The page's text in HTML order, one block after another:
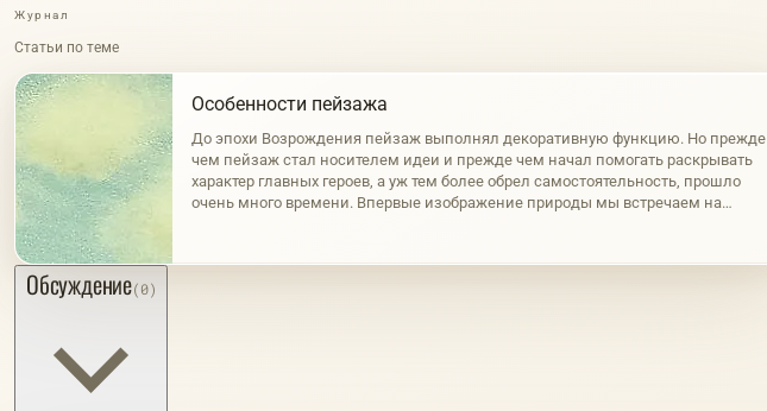
Журнал
Статьи по теме
Особенности пейзажа
До эпохи Возрождения пейзаж выполнял декоративную функцию. Но прежде
чем пейзаж стал носителем идеи и прежде чем начал помогать раскрывать
характер главных героев, а уж тем более обрел самостоятельность, прошло
очень много времени. Впервые изображение природы мы встречаем на
Обсуждение(0)